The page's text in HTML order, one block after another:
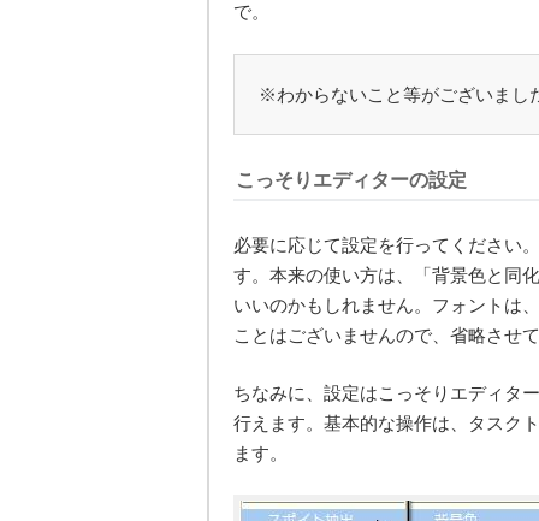
で。
※わからないこと等がございまし
こっそりエディターの設定
必要に応じて設定を行ってください
す。本来の使い方は、「背景色と同
いいのかもしれません。フォントは
ことはございませんので、省略させ
ちなみに、設定はこっそりエディタ
行えます。基本的な操作は、タスク
ます。